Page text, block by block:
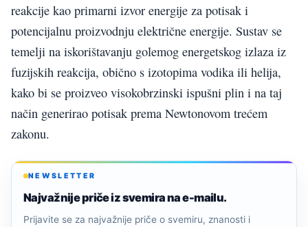
reakcije kao primarni izvor energije za potisak i
potencijalnu proizvodnju električne energije. Sustav se
temelji na iskorištavanju golemog energetskog izlaza iz
fuzijskih reakcija, obično s izotopima vodika ili helija,
kako bi se proizveo visokobrzinski ispušni plin i na taj
način generirao potisak prema Newtonovom trećem
zakonu.
NEWSLETTER
Najvažnije priče iz svemira na e-mailu.
Prijavite se za najvažnije priče o svemiru, znanosti i